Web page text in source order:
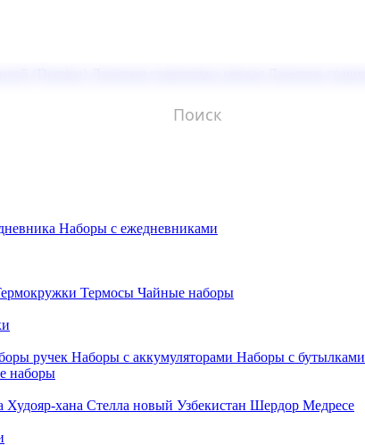
Наборы с ежедневниками
Термосы Чайные наборы
ручек Наборы с аккумуляторами Наборы с
наборы
Худояр-хана Стелла новый Узбекистан Шердор Медресе